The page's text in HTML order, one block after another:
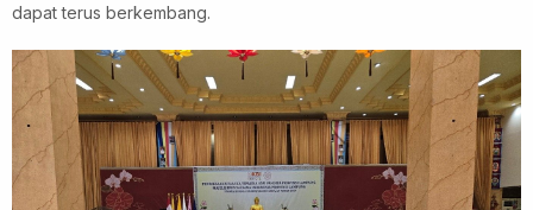
dapat terus berkembang.